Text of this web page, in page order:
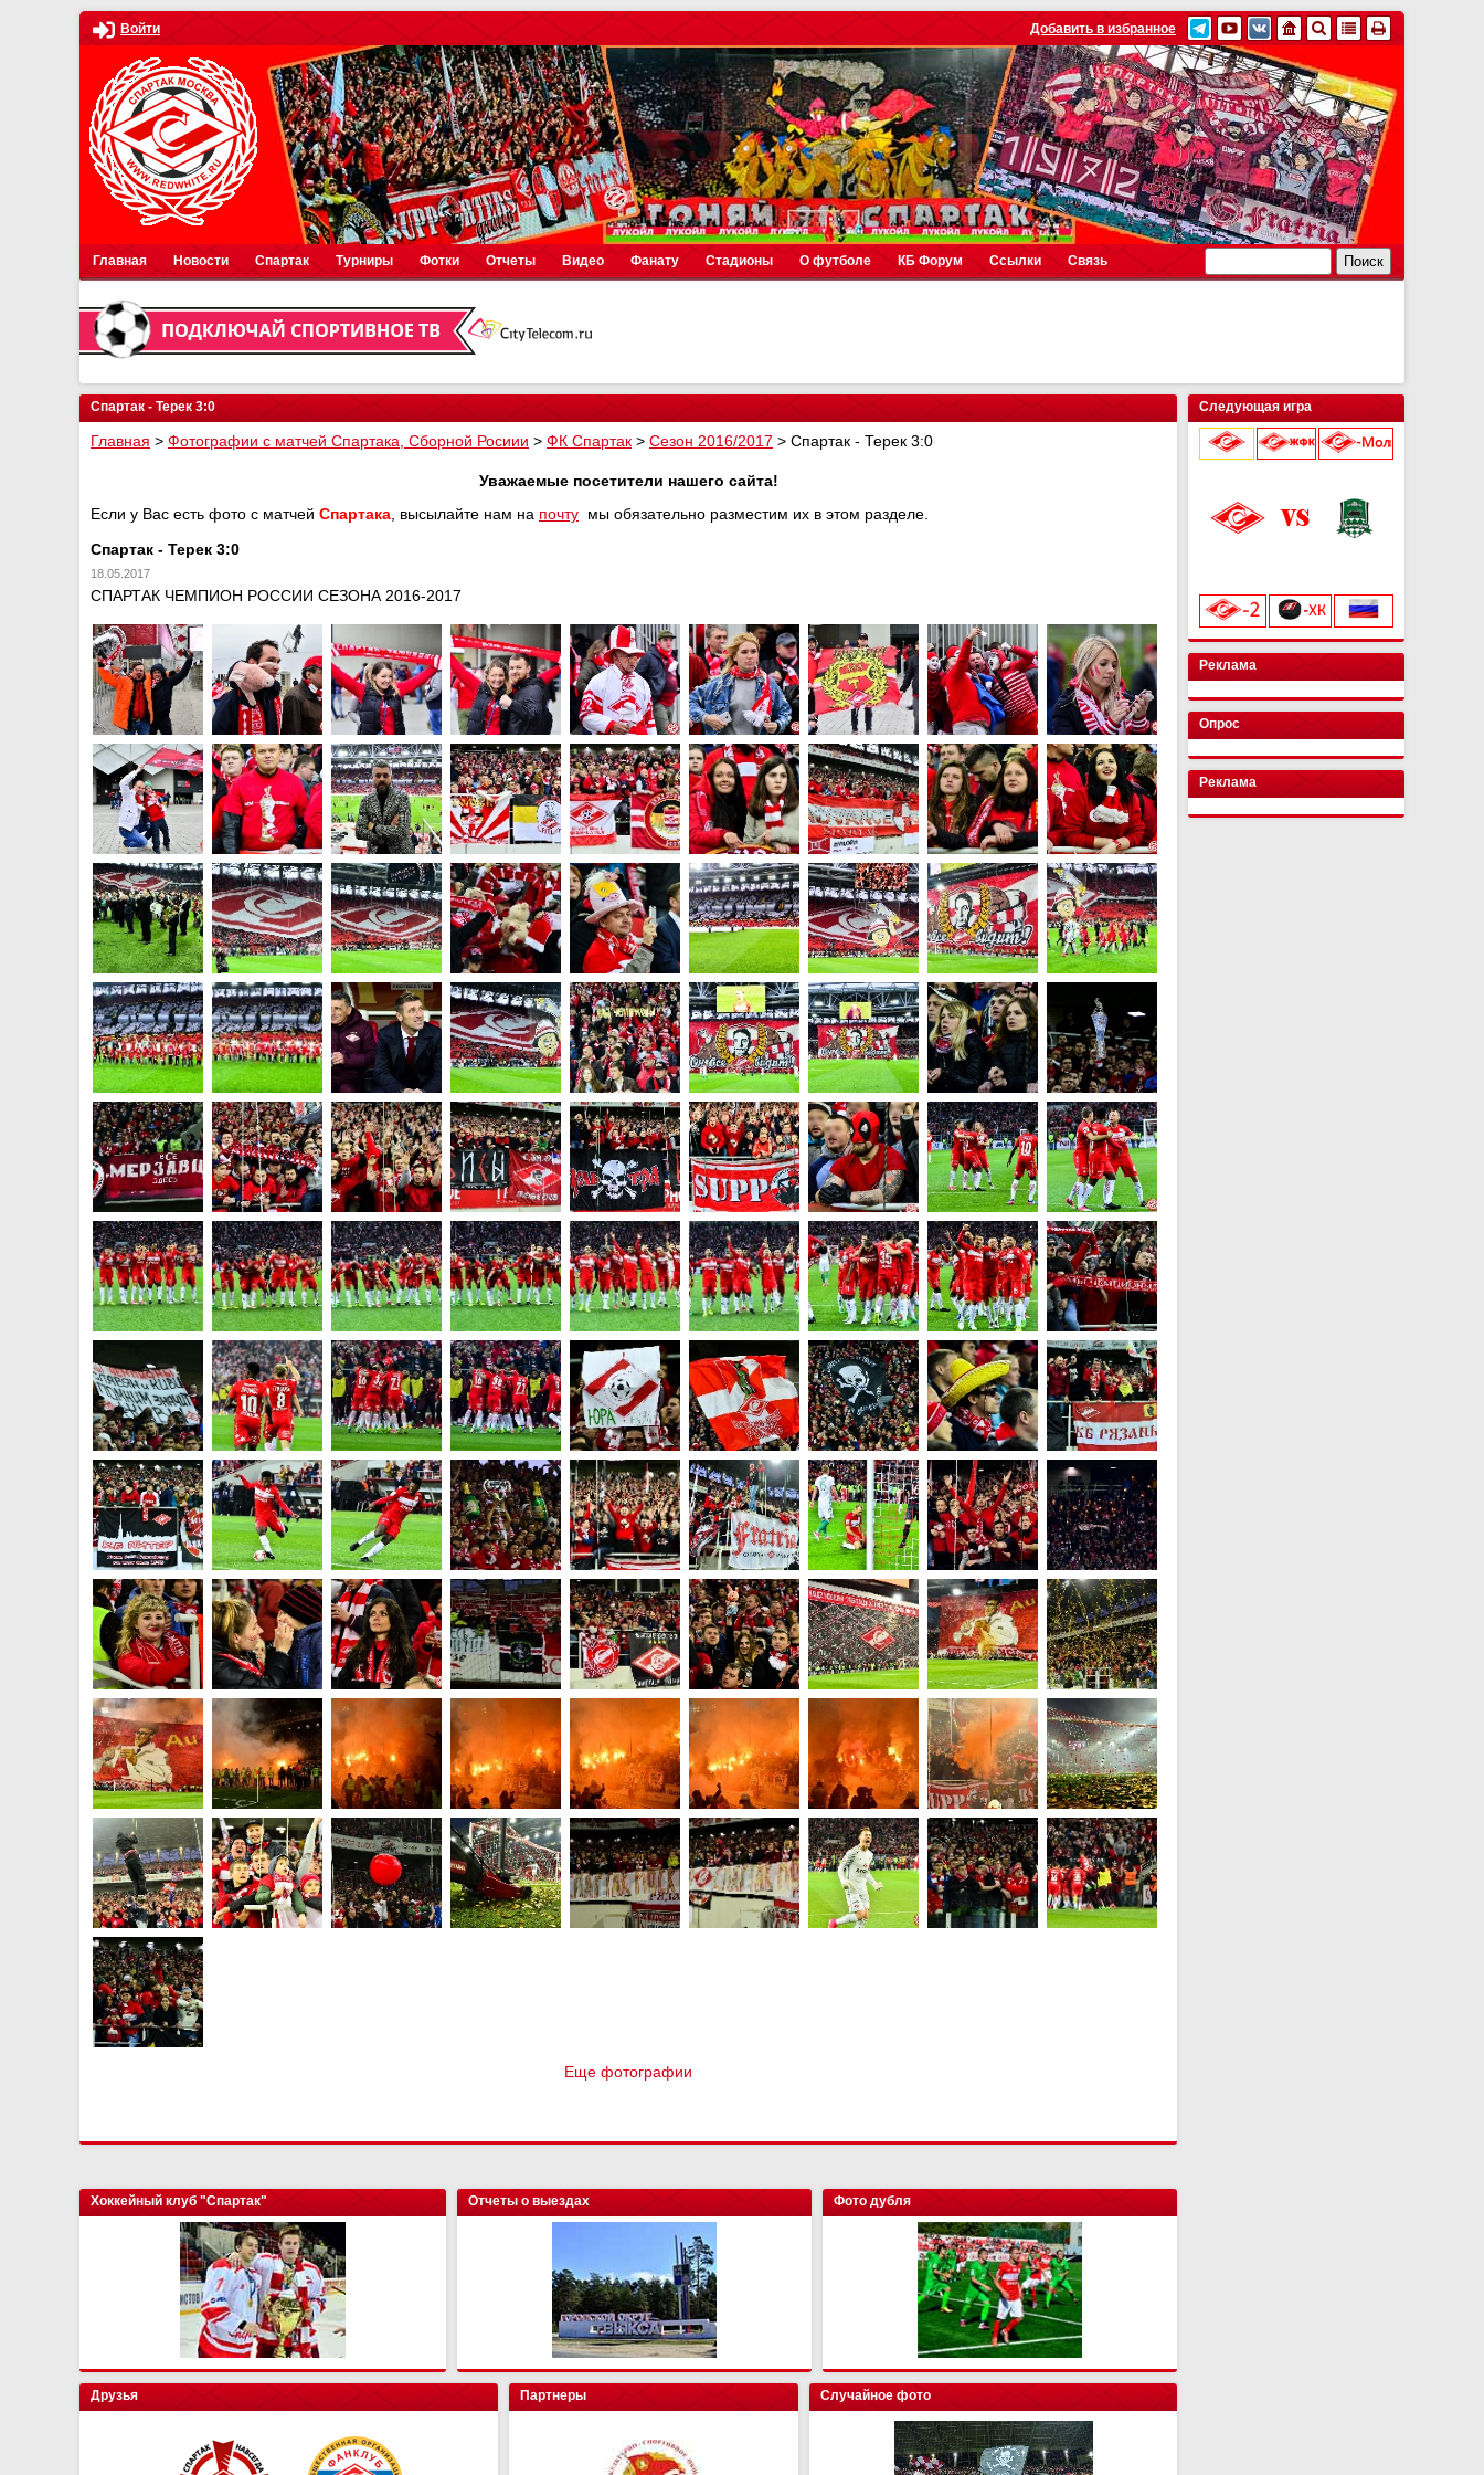
Войти Добавить в избранное
Главная Новости Спартак Турниры Фотки Отчеты Видео Фанату Стадионы О футболе КБ Форум Ссылки Связь
Спартак - Терек 3:0
Главная > Фотографии с матчей Спартака, Сборной Росиии > ФК Спартак > Сезон 2016/2017 > Спартак - Терек 3:0
Уважаемые посетители нашего сайта!
Если у Вас есть фото с матчей Спартака , высылайте нам на почту мы обязательно разместим их в этом разделе.
Спартак - Терек 3:0
18.05.2017
СПАРТАК ЧЕМПИОН РОССИИ СЕЗОНА 2016-2017
Еще фотографии
Хоккейный клуб "Спартак" Отчеты о выездах Фото дубля
Друзья Партнеры Случайное фото
Следующая игра
Реклама
Опрос
Реклама